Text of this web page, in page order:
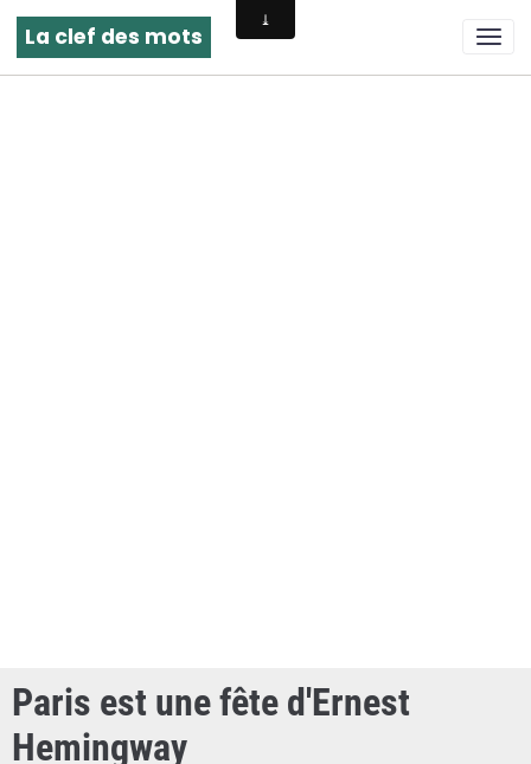
La clef des mots
Paris est une fête d'Ernest
Hemingway